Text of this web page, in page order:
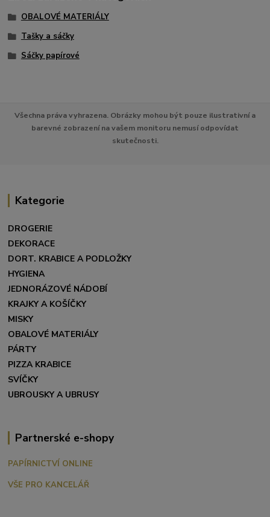
OBALOVÉ MATERIÁLY
Tašky a sáčky
Sáčky papírové
Všechna práva vyhrazena. Obrázky mohou být pouze ilustrativní a
barevné zobrazení na vašem monitoru nemusí odpovídat
skutečnosti.
Kategorie
DROGERIE
DEKORACE
DORT. KRABICE A PODLOŽKY
HYGIENA
JEDNORÁZOVÉ NÁDOBÍ
KRAJKY A KOŠÍČKY
MISKY
OBALOVÉ MATERIÁLY
PÁRTY
PIZZA KRABICE
SVÍČKY
UBROUSKY A UBRUSY
Partnerské e-shopy
PAPÍRNICTVÍ ONLINE
VŠE PRO KANCELÁŘ